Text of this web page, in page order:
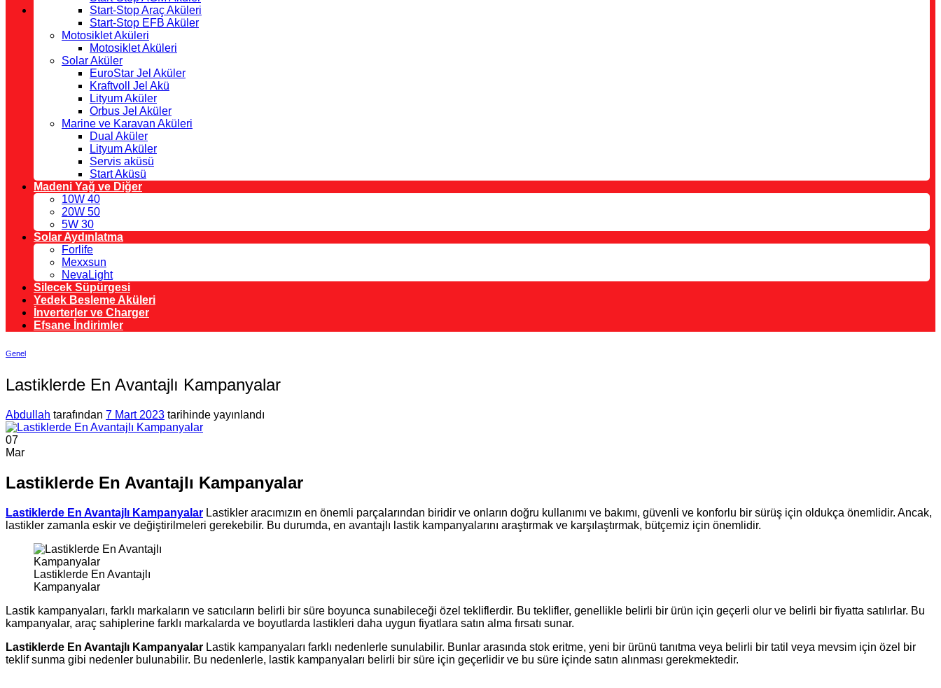
Start-Stop Araç Aküleri
Start-Stop EFB Aküler
Motosiklet Aküleri
Motosiklet Aküleri
Solar Aküler
EuroStar Jel Aküler
Kraftvoll Jel Akü
Lityum Aküler
Orbus Jel Aküler
Marine ve Karavan Aküleri
Dual Aküler
Lityum Aküler
Servis aküsü
Start Aküsü
Madeni Yağ ve Diğer
10W 40
20W 50
5W 30
Solar Aydınlatma
Forlife
Mexxsun
NevaLight
Silecek Süpürgesi
Yedek Besleme Aküleri
İnverterler ve Charger
Efsane İndirimler
Genel
Lastiklerde En Avantajlı Kampanyalar
Abdullah tarafından 7 Mart 2023 tarihinde yayınlandı
07
Mar
Lastiklerde En Avantajlı Kampanyalar
Lastiklerde En Avantajlı Kampanyalar Lastikler aracımızın en önemli parçalarından biridir ve onların doğru kullanımı ve bakımı, güvenli ve konforlu bir sürüş için oldukça önemlidir. Ancak,
lastikler zamanla eskir ve değiştirilmeleri gerekebilir. Bu durumda, en avantajlı lastik kampanyalarını araştırmak ve karşılaştırmak, bütçemiz için önemlidir.
Lastiklerde En Avantajlı
Kampanyalar
Lastik kampanyaları, farklı markaların ve satıcıların belirli bir süre boyunca sunabileceği özel tekliflerdir. Bu teklifler, genellikle belirli bir ürün için geçerli olur ve belirli bir fiyatta satılırlar. Bu
kampanyalar, araç sahiplerine farklı markalarda ve boyutlarda lastikleri daha uygun fiyatlara satın alma fırsatı sunar.
Lastiklerde En Avantajlı Kampanyalar Lastik kampanyaları farklı nedenlerle sunulabilir. Bunlar arasında stok eritme, yeni bir ürünü tanıtma veya belirli bir tatil veya mevsim için özel bir
teklif sunma gibi nedenler bulunabilir. Bu nedenlerle, lastik kampanyaları belirli bir süre için geçerlidir ve bu süre içinde satın alınması gerekmektedir.